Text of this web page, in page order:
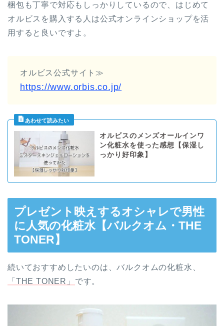
梱包も丁寧で対応もしっかりしているので、はじめて
オルビスを購入する人は公式オンラインショップを活
用すると良いですよ。
オルビス公式サイト≫
https://www.orbis.co.jp/
オルビスのメンズオールインワ
ン化粧水を使った感想【保湿し
っかり好印象】
プレゼント映えするオシャレで男性
に人気の化粧水【バルクオム・THE
TONER】
続いておすすめしたいのは、バルクオムの化粧水、
「THE TONER」 です。